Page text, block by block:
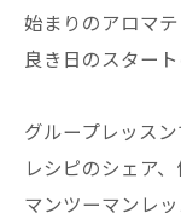
始まりのアロマテ
良き日のスター
グループレッス
レシピのシェア
マンツーマンレ